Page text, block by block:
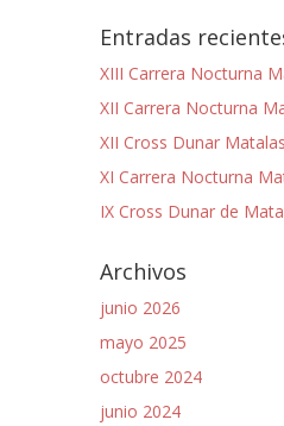
Entradas
XIII Carrera Nocturna
XII Carrera Nocturna
XII Cross Dunar
XI Carrera Nocturna
IX Cross Dunar de
Archivos
junio 2026
mayo 2025
octubre 2024
junio 2024